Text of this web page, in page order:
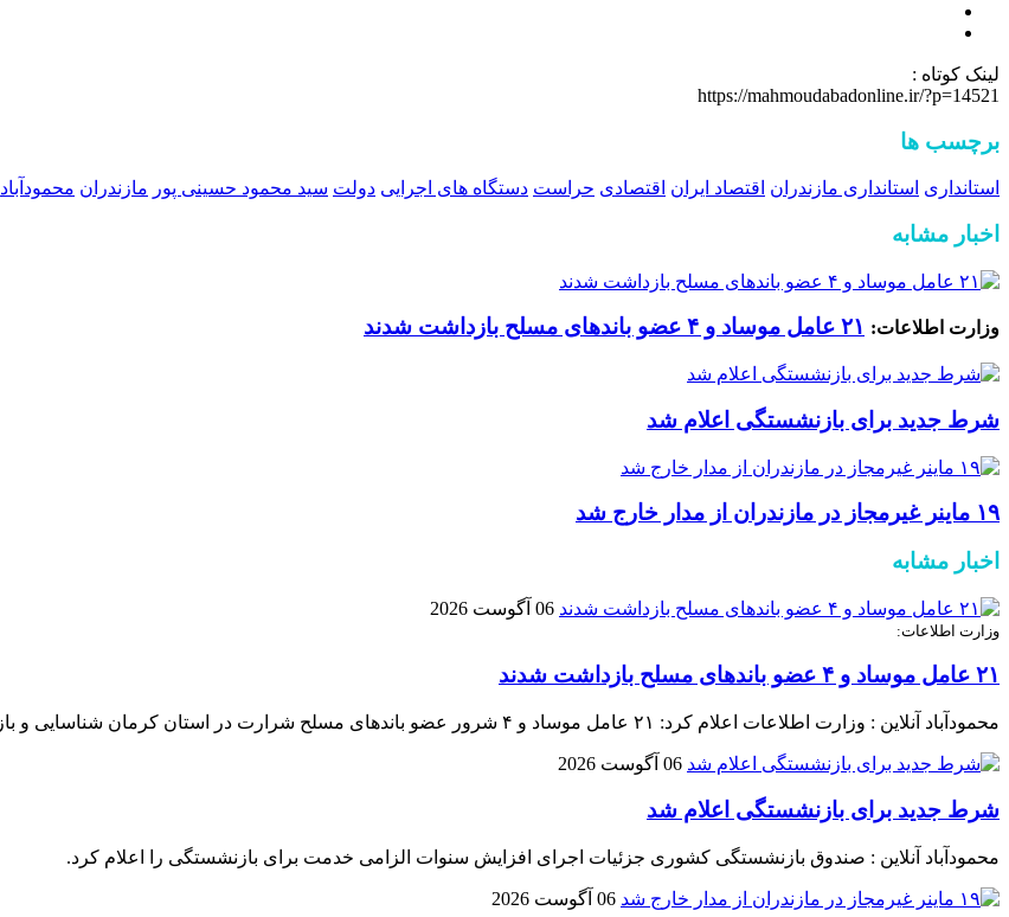
لینک کوتاه :
https://mahmoudabadonline.ir/?p=14521
برچسب ها
استانداری استانداری مازندران اقتصاد ایران اقتصادی حراست دستگاه های اجرایی دولت سید محمود حسینی پور مازندران محمودآباد
اخبار مشابه
وزارت اطلاعات: ۲۱ عامل موساد و ۴ عضو باند‌های مسلح بازداشت شدند
شرط جدید برای بازنشستگی اعلام شد
۱۹ ماینر غیرمجاز در مازندران از مدار خارج شد
اخبار مشابه
06 آگوست 2026
وزارت اطلاعات:
۲۱ عامل موساد و ۴ عضو باند‌های مسلح بازداشت شدند
محمودآباد آنلاین : وزارت اطلاعات اعلام کرد: ۲۱ عامل موساد و ۴ شرور عضو باند‌های مسلح شرارت در استان کرمان شناسایی و بازداشت شدند.
06 آگوست 2026
شرط جدید برای بازنشستگی اعلام شد
محمودآباد آنلاین : صندوق بازنشستگی کشوری جزئیات اجرای افزایش سنوات الزامی خدمت برای بازنشستگی را اعلام کرد.
06 آگوست 2026